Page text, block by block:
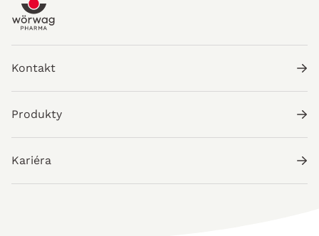
Kontakt
Produkty
Kariéra